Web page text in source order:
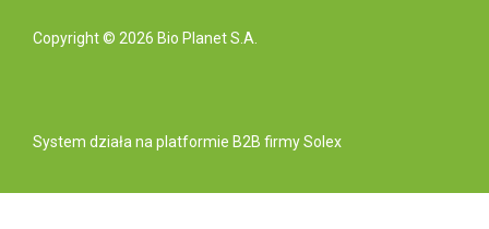
Copyright © 2026 Bio Planet S.A.
System działa na platformie B2B firmy Solex